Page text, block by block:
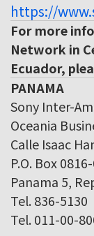
https://
For more
Network in
Ecuador,
PANAMA
Sony Inter-
Oceania
Calle Isaac
P.O. Box
Panama 5,
Tel. 836-5130
Tel. 011-00-